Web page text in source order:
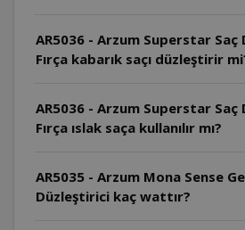
AR5036 - Arzum Superstar Saç
Fırça kabarık saçı düzleştirir
AR5036 - Arzum Superstar Saç
Fırça ıslak saça kullanılır mı?
AR5035 - Arzum Mona Sense
Düzleştirici kaç wattır?